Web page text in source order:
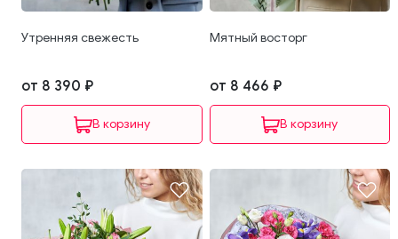
Утренняя свежесть
от 8 390 ₽
В корзину
Мятный восторг
от 8 466 ₽
В корзину